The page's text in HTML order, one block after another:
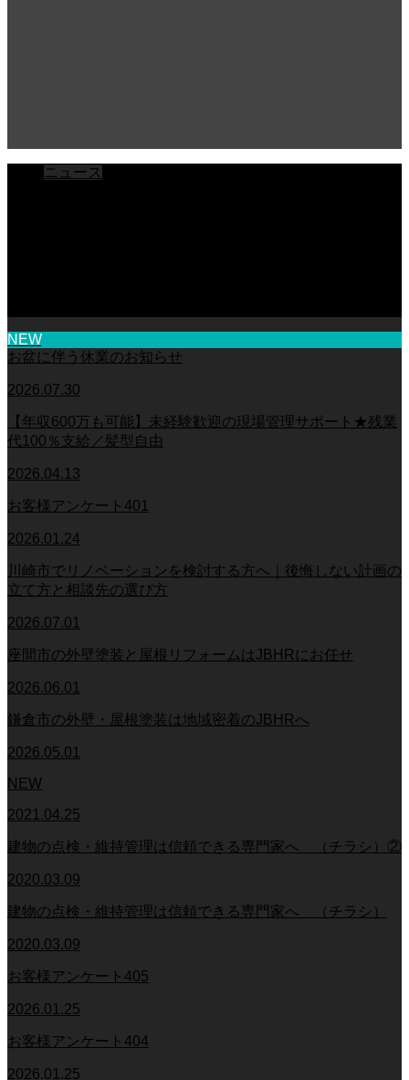
ニュース
NEW
お盆に伴う休業のお知らせ
2026.07.30
【年収600万も可能】未経験歓迎の現場管理サポート★残業
代100％支給／髪型自由
2026.04.13
お客様アンケート401
2026.01.24
川崎市でリノベーションを検討する方へ｜後悔しない計画の
立て方と相談先の選び方
2026.07.01
座間市の外壁塗装と屋根リフォームはJBHRにお任せ
2026.06.01
鎌倉市の外壁・屋根塗装は地域密着のJBHRへ
2026.05.01
NEW
2021.04.25
建物の点検・維持管理は信頼できる専門家へ （チラシ）②
2020.03.09
建物の点検・維持管理は信頼できる専門家へ （チラシ）
2020.03.09
お客様アンケート405
2026.01.25
お客様アンケート404
2026.01.25